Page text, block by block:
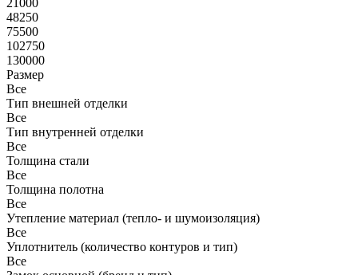
21000
48250
75500
102750
130000
Размер
Все
Тип внешней отделки
Все
Тип внутренней отделки
Все
Толщина стали
Все
Толщина полотна
Все
Утепление материал (тепло- и шумоизоляция)
Все
Уплотнитель (количество контуров и тип)
Все